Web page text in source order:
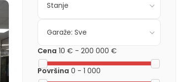
Stanje
Garaže: Sve
Cena 10 € - 200 000 €
Površina 0 - 1 000